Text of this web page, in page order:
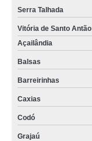
Serra Talhada
Vitória de Santo Antão
Açailândia
Balsas
Barreirinhas
Caxias
Codó
Grajaú